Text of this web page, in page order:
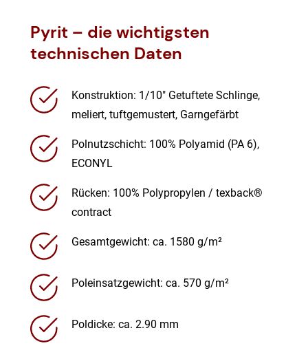
Pyrit – die wichtigsten
technischen Daten
Konstruktion: 1/10″ Getuftete Schlinge,
meliert, tuftgemustert, Garngefärbt
Polnutzschicht: 100% Polyamid (PA 6),
ECONYL
Rücken: 100% Polypropylen / texback®
contract
Gesamtgewicht: ca. 1580 g/m²
Poleinsatzgewicht: ca. 570 g/m²
Poldicke: ca. 2.90 mm